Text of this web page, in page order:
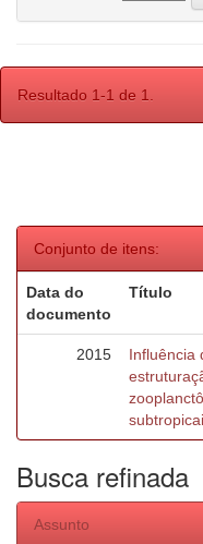
Resultado 1-1 de 1.
Conjunto de itens:
Data do
documento
Título
2015
Influência
Busca refinada
Assunto